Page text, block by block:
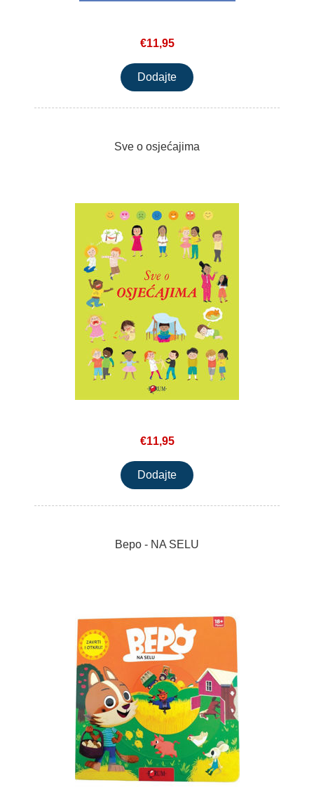
€11,95
Sve o osjećajima
€11,95
Bepo - NA SELU